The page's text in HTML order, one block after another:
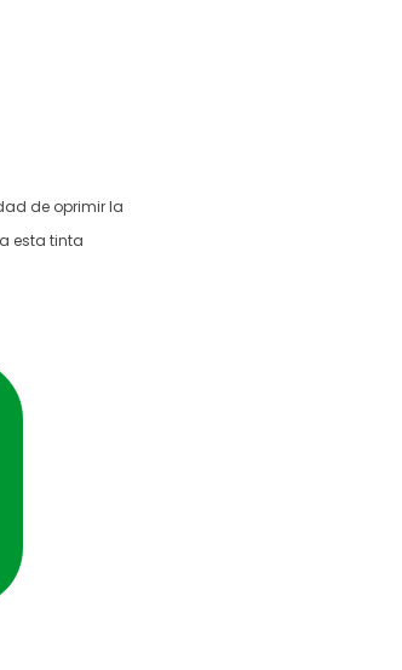
de oprimir la
esta tinta